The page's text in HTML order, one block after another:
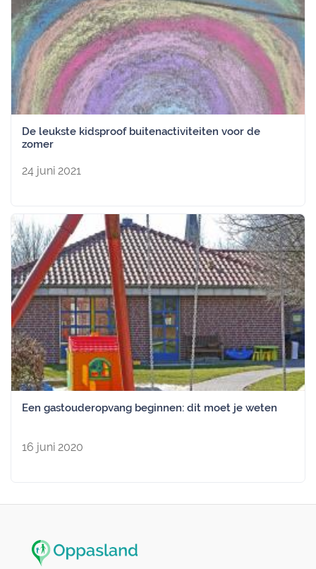
De leukste kidsproof buitenactiviteiten voor de
zomer
24 juni 2021
Een gastouderopvang beginnen: dit moet je weten
16 juni 2020